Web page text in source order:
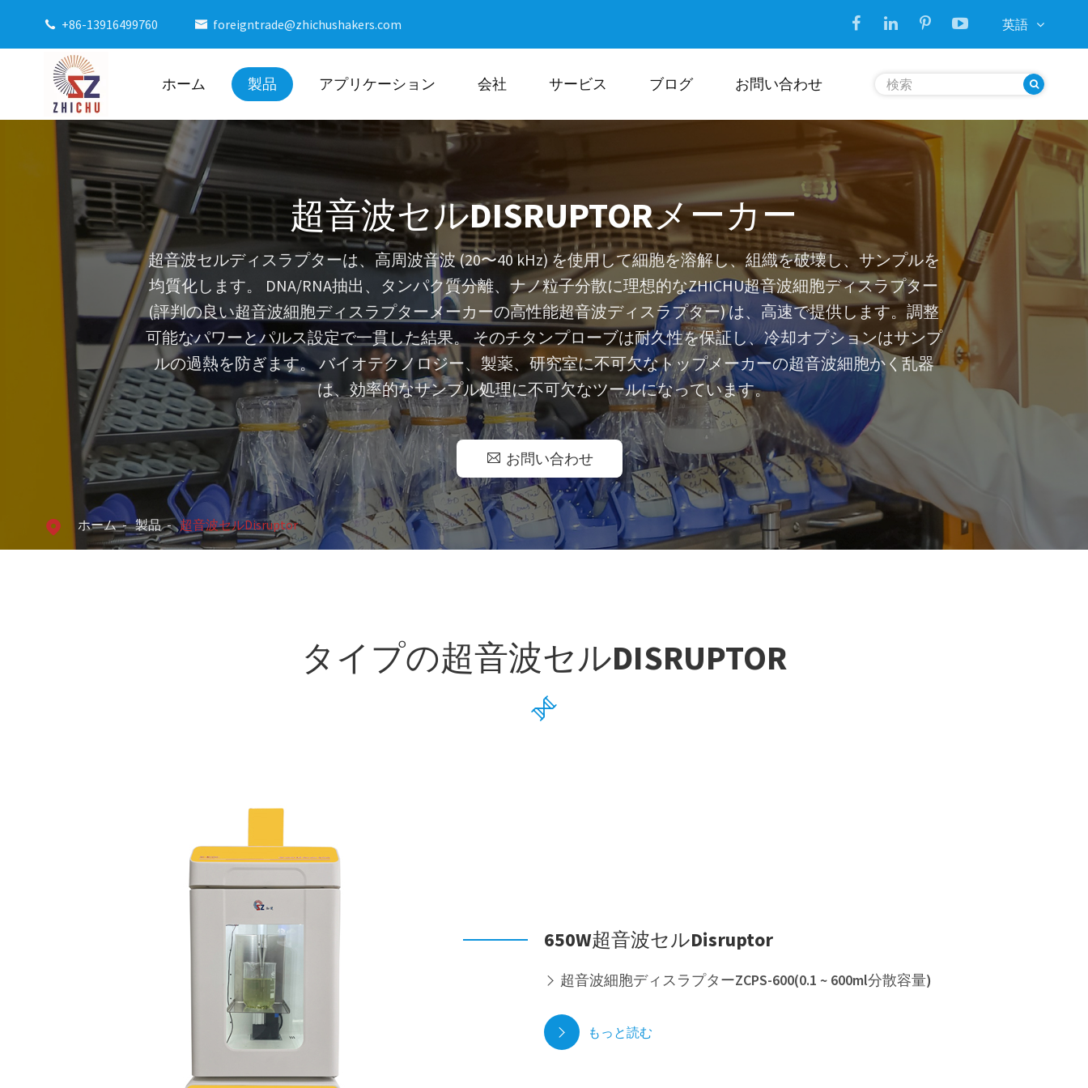
 +86-13916499760  foreigntrade@zhichushakers.com 英語
ホーム 製品 アプリケーション 会社 サービス ブログ お問い合わせ
超音波セルDISRUPTORメーカー
超音波セルディスラプターは、高周波音波 (20〜40 kHz) を使用して細胞を溶解し、組織を破壊し、サンプルを
均質化します。 DNA/RNA抽出、タンパク質分離、ナノ粒子分散に理想的なZHICHU超音波細胞ディスラプター
(評判の良い超音波細胞ディスラプターメーカーの高性能超音波ディスラプター) は、高速で提供します。調整
可能なパワーとパルス設定で一貫した結果。 そのチタンプローブは耐久性を保証し、冷却オプションはサンプ
ルの過熱を防ぎます。 バイオテクノロジー、製薬、研究室に不可欠なトップメーカーの超音波細胞かく乱器
は、効率的なサンプル処理に不可欠なツールになっています。
 お問い合わせ
 ホーム 製品 超音波セルDisruptor
タイプの超音波セルDISRUPTOR

650W超音波セルDisruptor
 超音波細胞ディスラプターZCPS-600(0.1 ~ 600ml分散容量)
 もっと読む